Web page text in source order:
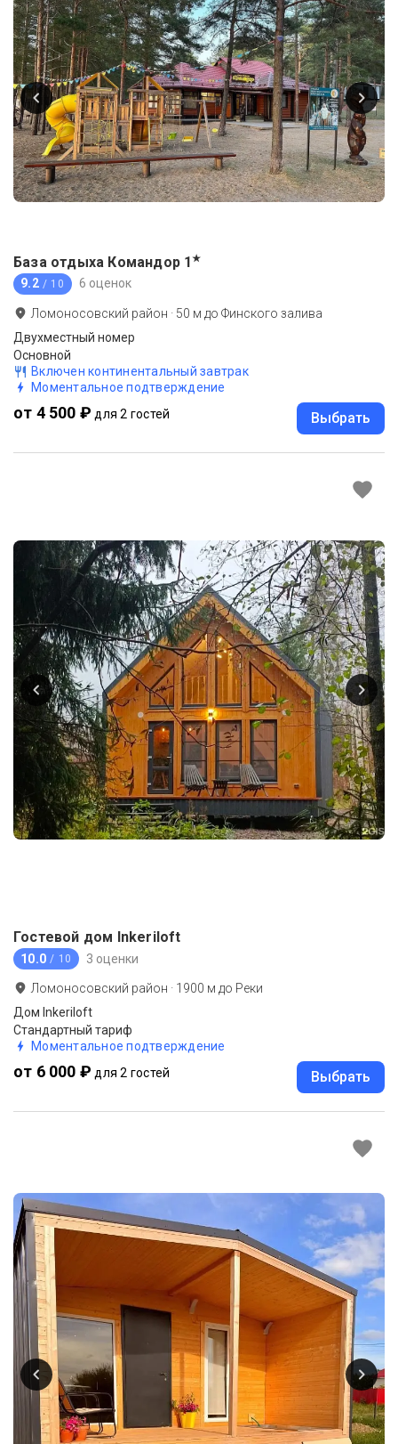
База отдыха Командор 1★
9.2 / 10 6 оценок
Ломоносовский район · 50 м до Финского залива
Двухместный номер
Основной
Включен континентальный завтрак
Моментальное подтверждение
от 4 500 ₽ для 2 гостей Выбрать
Гостевой дом Inkeriloft
10.0 / 10 3 оценки
Ломоносовский район · 1900 м до Реки
Дом Inkeriloft
Стандартный тариф
Моментальное подтверждение
от 6 000 ₽ для 2 гостей Выбрать